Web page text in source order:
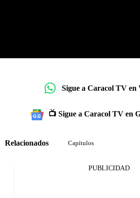
Sigue a Caracol TV en
📺 Sigue a Caracol TV en
Relacionados Capítulos
PUBLICIDAD